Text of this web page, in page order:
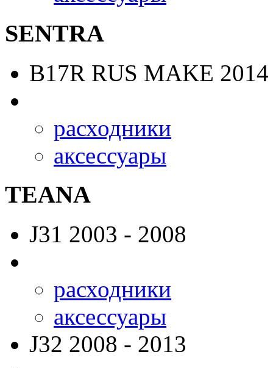
SENTRA
B17R RUS MAKE
расходники
аксессуары
TEANA
J31 2003 - 2008
расходники
аксессуары
J32 2008 - 2013